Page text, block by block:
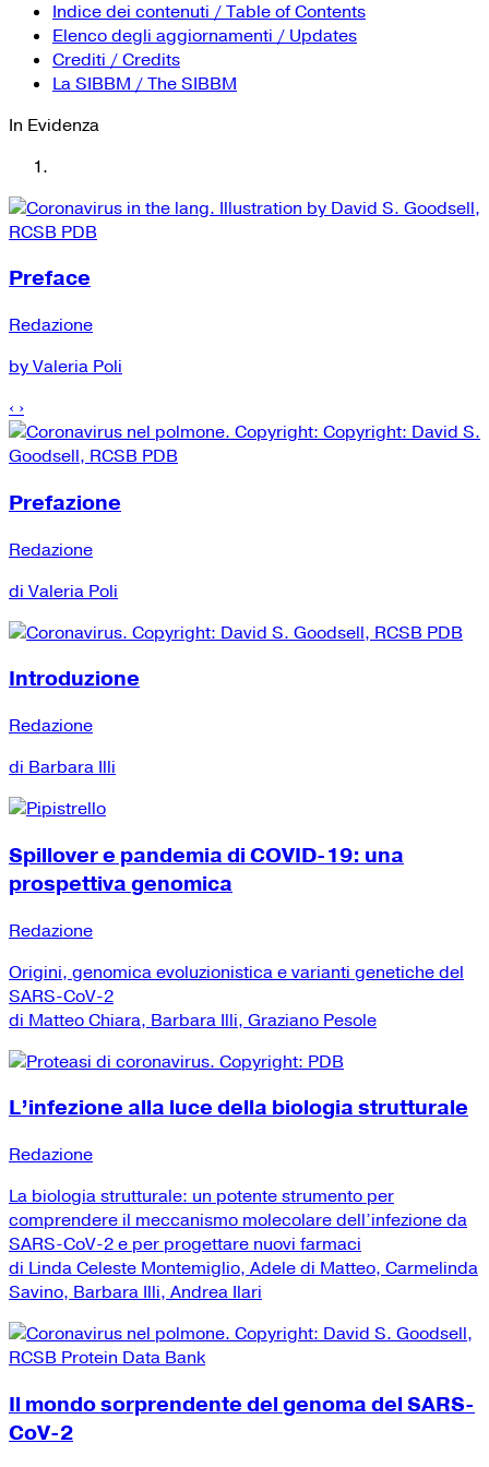
Tutti i siti Zanichelli per la scuola
Collezioni Università
Facebook
Twitter
Instagram
Instagram scuola
Mail
Indice dei contenuti / Table of Contents
Elenco degli aggiornamenti / Updates
Crediti / Credits
La SIBBM / The SIBBM
In Evidenza
Preface
Redazione
by Valeria Poli
‹ ›
Prefazione
Redazione
di Valeria Poli
Introduzione
Redazione
di Barbara Illi
Spillover e pandemia di COVID-19: una
prospettiva genomica
Redazione
Origini, genomica evoluzionistica e varianti genetiche del
SARS-CoV-2
di Matteo Chiara, Barbara Illi, Graziano Pesole
L’infezione alla luce della biologia strutturale
Redazione
La biologia strutturale: un potente strumento per
comprendere il meccanismo molecolare dell’infezione da
SARS-CoV-2 e per progettare nuovi farmaci
di Linda Celeste Montemiglio, Adele di Matteo, Carmelinda
Savino, Barbara Illi, Andrea Ilari
Il mondo sorprendente del genoma del SARS-
CoV-2